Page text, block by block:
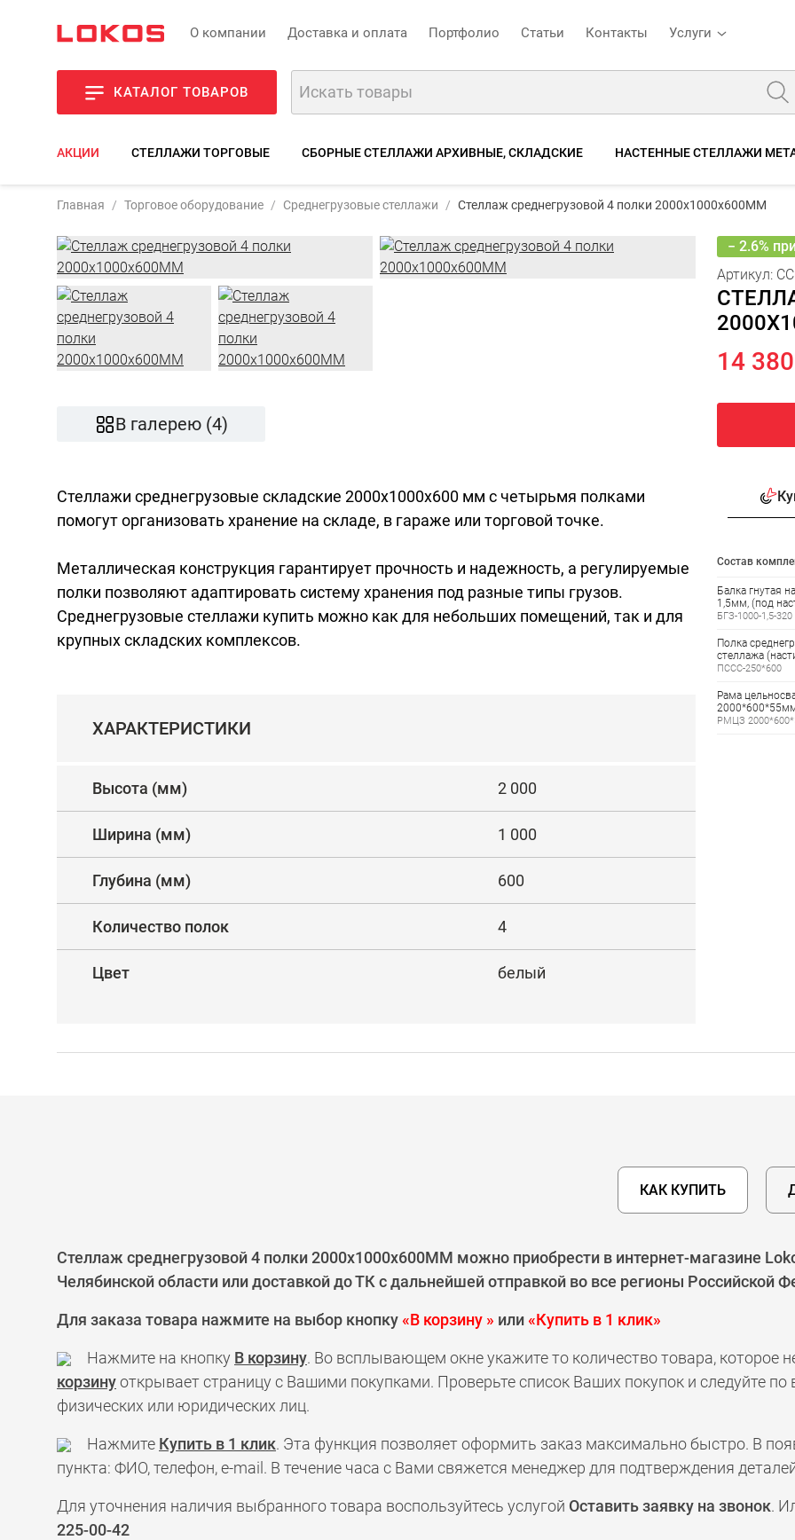
О компании Доставка и оплата Портфолио Статьи Контакты Услуги
КАТАЛОГ ТОВАРОВ
АКЦИИ СТЕЛЛАЖИ ТОРГОВЫЕ СБОРНЫЕ СТЕЛЛАЖИ АРХИВНЫЕ, СКЛАДСКИЕ НАСТЕННЫЕ СТЕЛЛАЖИ
Стеллаж среднегрузовой 4 полки 2000x1000x600ММ 14
14
Главная Торговое оборудование Среднегрузовые стеллажи Стеллаж среднегрузовой 4 полки 2000x1000x600ММ
В галерею (4)
Стеллажи среднегрузовые складские 2000x1000x600 мм с четырьмя полками
помогут организовать хранение на складе, в гараже или торговой точке.
Металлическая конструкция гарантирует прочность и надежность, а регулируемые
полки позволяют адаптировать систему хранения под разные типы грузов.
Среднегрузовые стеллажи купить можно как для небольших помещений, так и для
крупных складских комплексов.
ХАРАКТЕРИСТИКИ
Высота (мм) 2 000
Ширина (мм) 1 000
Глубина (мм) 600
Количество полок 4
Цвет белый
− 2.6%
Артикул:
14
Состав
Балка гнутая
1,5мм, (под
БГЗ-1000-1,5-320
Полка
стеллажа
ПССС-250*600
Рама
РМЦЗ
КАК КУПИТЬ
Стеллаж среднегрузовой 4 полки 2000x1000x600ММ можно приобрести в интернет-магазине
Челябинской области или доставкой до ТК с дальнейшей отправкой во все регионы Российской
Для заказа товара нажмите на выбор кнопку«В корзину » или«Купить в 1 клик»
Нажмите на кнопку В корзину. Во всплывающем окне укажите то количество товара, которое
корзинуоткрывает страницу с Вашими покупками. Проверьте список Ваших покупок и следуйте
физических или юридических лиц.
Нажмите Купить в 1 клик. Эта функция позволяет оформить заказ максимально быстро. В
пункта: ФИО, телефон, e-mail. В течение часа с Вами свяжется менеджер для подтверждения
Для уточнения наличия выбранного товара воспользуйтесь услугой Оставить заявку на звонок.
225-00-42